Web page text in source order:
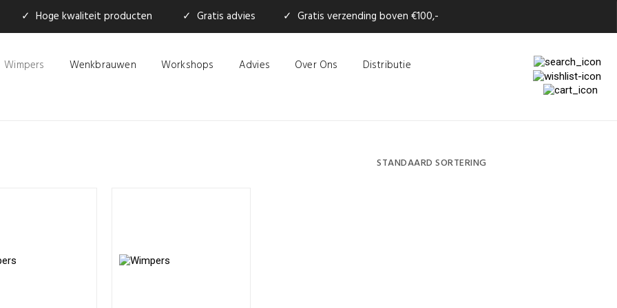
✓ Hoge kwaliteit producten ✓ Gratis advies ✓ Gratis verzending boven €100,-
Wimpers Wenkbrauwen Workshops Advies Over Ons Distributie